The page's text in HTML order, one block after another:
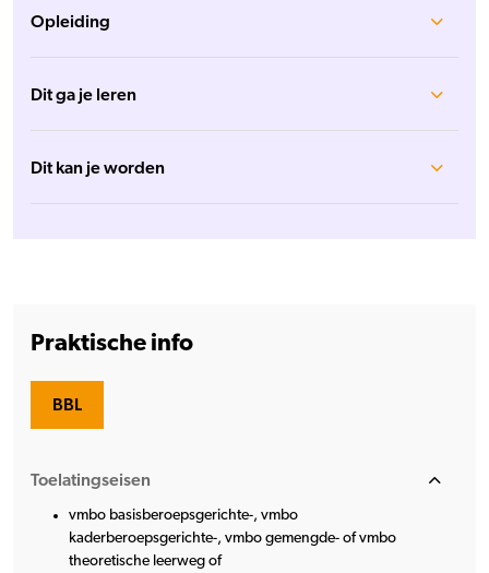
Opleiding
Dit ga je leren
Dit kan je worden
Praktische info
BBL
Toelatingseisen
vmbo basisberoepsgerichte-, vmbo
kaderberoepsgerichte-, vmbo gemengde- of vmbo
theoretische leerweg of